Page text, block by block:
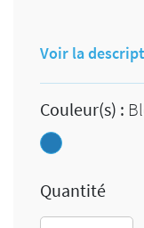
Voir la
Couleur(s) :
Bleu
Quantité